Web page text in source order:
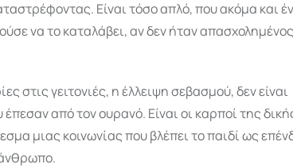
Είναι τόσο απλό, που ακόμα και
να το καταλάβει, αν δεν ήταν
στις γειτονιές, η έλλειψη σεβασμού, δεν είναι
από τον ουρανό. Είναι οι καρποί της
μιας κοινωνίας που βλέπει το παιδί ως